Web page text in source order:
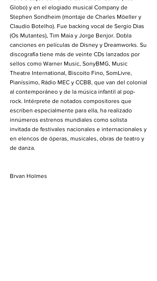
Globo) y en el elogiado musical Company de
Stephen Sondheim (montaje de Charles Möeller y
Claudio Botelho). Fue backing vocal de Sergio Dias
(Os Mutantes), Tim Maia y Jorge Benjor. Dobla
canciones en películas de Disney y Dreamworks. Su
discografía tiene más de veinte CDs lanzados por
sellos como Warner Music, SonyBMG, Music
Theatre International, Biscoito Fino, SomLivre,
Pianíssimo, Rádio MEC y CCBB, que van del colonial
al contemporáneo y de la música infantil al pop-
rock. Intérprete de notados compositores que
escriben especialmente para ella, ha realizado
innúmeros estrenos mundiales como solista
invitada de festivales nacionales e internacionales y
en elencos de óperas, musicales, obras de teatro y
de danza.
Bryan Holmes